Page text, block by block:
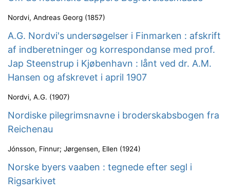
Nordvi, Andreas Georg (1857)
A.G. Nordvi's undersøgelser i Finmarken : afskrift
af indberetninger og korrespondanse med prof.
Jap Steenstrup i Kjøbenhavn : lånt ved dr. A.M.
Hansen og afskrevet i april 1907
Nordvi, A.G. (1907)
Nordiske pilegrimsnavne i broderskabsbogen fra
Reichenau
Jónsson, Finnur; Jørgensen, Ellen (1924)
Norske byers vaaben : tegnede efter segl i
Rigsarkivet